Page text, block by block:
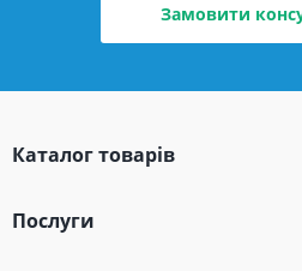
Замовити
Каталог товарів
Послуги